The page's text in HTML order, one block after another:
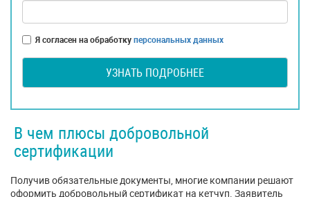
Я согласен на обработкуперсональных данных
УЗНАТЬ ПОДРОБНЕЕ
В чем плюсы добровольной
сертификации
Получив обязательные документы, многие компании решают
оформить добровольный сертификат на кетчуп. Заявитель